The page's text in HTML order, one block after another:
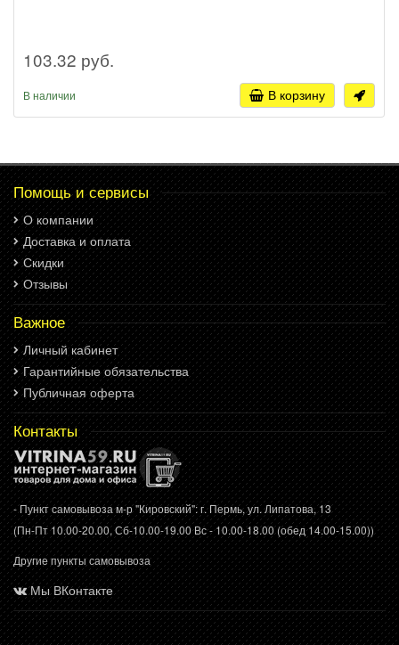
103.32 руб.
В наличии В корзину
Помощь и сервисы
О компании
Доставка и оплата
Скидки
Отзывы
Важное
Личный кабинет
Гарантийные обязательства
Публичная оферта
Контакты
- Пункт самовывоза м-р "Кировский": г. Пермь, ул. Липатова, 13
(Пн-Пт 10.00-20.00, Сб-10.00-19.00 Вс - 10.00-18.00 (обед 14.00-15.00))
Другие пункты самовывоза
Мы ВКонтакте